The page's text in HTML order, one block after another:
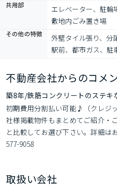
共用部
エレベーター、駐輪
敷地内ごみ置き場
その他の特徴
外壁タイル張り、分
駅前、都市ガス、駐
不動産会社からのコメ
築8年/鉄筋コンクリートのステキ
初期費用分割払い可能♪（クレジ
社様掲載物件もまとめてご紹介・
と比較してお選び下さい。詳細は
577-9058
取扱い会社